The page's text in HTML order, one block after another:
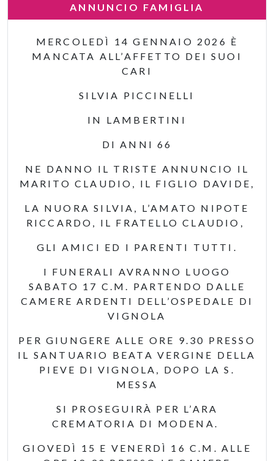
ANNUNCIO FAMIGLIA
MERCOLEDÌ 14 GENNAIO 2026 È
MANCATA ALL’AFFETTO DEI SUOI
CARI
SILVIA PICCINELLI
IN LAMBERTINI
DI ANNI 66
NE DANNO IL TRISTE ANNUNCIO IL
MARITO CLAUDIO, IL FIGLIO DAVIDE,
LA NUORA SILVIA, L’AMATO NIPOTE
RICCARDO, IL FRATELLO CLAUDIO,
GLI AMICI ED I PARENTI TUTTI.
I FUNERALI AVRANNO LUOGO
SABATO 17 C.M. PARTENDO DALLE
CAMERE ARDENTI DELL’OSPEDALE DI
VIGNOLA
PER GIUNGERE ALLE ORE 9.30 PRESSO
IL SANTUARIO BEATA VERGINE DELLA
PIEVE DI VIGNOLA, DOPO LA S.
MESSA
SI PROSEGUIRÀ PER L’ARA
CREMATORIA DI MODENA.
GIOVEDÌ 15 E VENERDÌ 16 C.M. ALLE